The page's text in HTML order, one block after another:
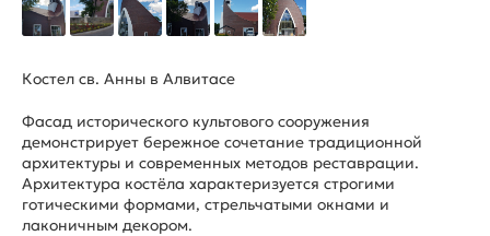
Костел св. Анны в Алвитасе
Фасад исторического культового сооружения
демонстрирует бережное сочетание традиционной
архитектуры и современных методов реставрации.
Архитектура костёла характеризуется строгими
готическими формами, стрельчатыми окнами и
лаконичным декором.